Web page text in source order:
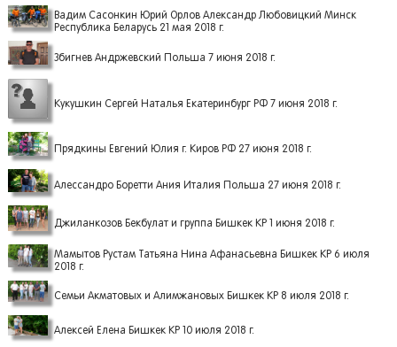
Вадим Сасонкин Юрий Орлов Александр Любовицкий Минск
Республика Беларусь 21 мая 2018 г.
Збигнев Андржевский Польша 7 июня 2018 г.
Кукушкин Сергей Наталья Екатеринбург РФ 7 июня 2018 г.
Прядкины Евгений Юлия г. Киров РФ 27 июня 2018 г.
Алессандро Боретти Ания Италия Польша 27 июня 2018 г.
Джиланкозов Бекбулат и группа Бишкек КР 1 июня 2018 г.
Мамытов Рустам Татьяна Нина Афанасьевна Бишкек КР 6 июля
2018 г.
Семьи Акматовых и Алимжановых Бишкек КР 8 июля 2018 г.
Алексей Елена Бишкек КР 10 июля 2018 г.